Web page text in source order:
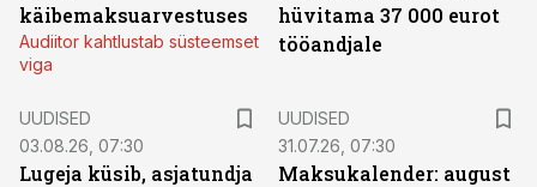
käibemaksuarvestuses
Audiitor kahtlustab süsteemset
viga
hüvitama 37 000 eurot
tööandjale
UUDISED
03.08.26, 07:30
Lugeja küsib, asjatundja
UUDISED
31.07.26, 07:30
Maksukalender: august